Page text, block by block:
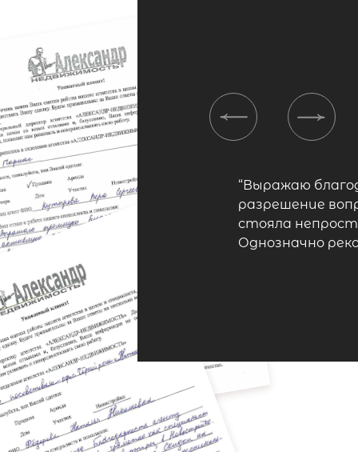
“Выражаю
разрешение
стояла
Однозначно
Previous Next